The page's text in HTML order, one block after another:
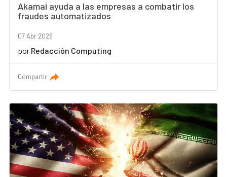
Akamai ayuda a las empresas a combatir los
fraudes automatizados
07 Abr 2026
por Redacción Computing
Compartir